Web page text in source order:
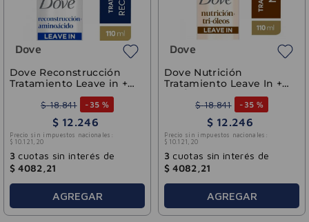
Dove
Dove Reconstrucción
Tratamiento Leave in +
Aminoácidos 110ml
$ 18.841 - 35 %
$ 12.246
Precio sin impuestos nacionales:
$ 10.121 , 20
3 cuotas sin interés de
$ 4082 21
AGREGAR
Dove
Dove Nutrición
Tratamiento Leave In +
Tri-Óleos 110 ml
$ 18.841 - 35 %
$ 12.246
Precio sin impuestos nacionales:
$ 10.121 , 20
3 cuotas sin interés de
$ 4082 21
AGREGAR